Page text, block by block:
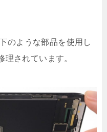
のような部品を使用し
されています。